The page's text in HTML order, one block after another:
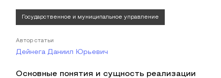
Государственное и муниципальное управление
Автор статьи
Дейнега Даниил Юрьевич
Основные понятия и сущность реализации